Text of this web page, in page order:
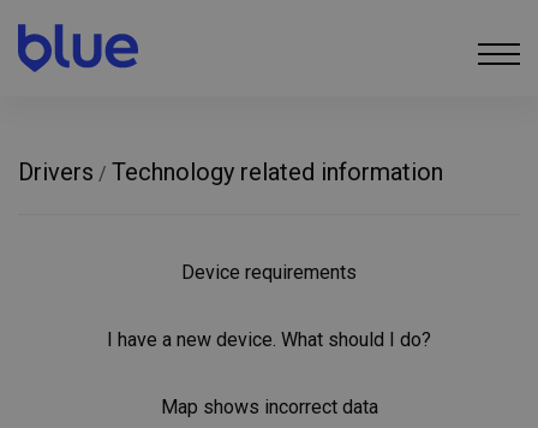
Drivers / Technology related information
Device requirements
I have a new device. What should I do?
Map shows incorrect data